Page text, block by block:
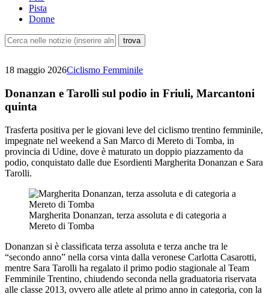
Pista
Donne
18 maggio 2026Ciclismo Femminile
Donanzan e Tarolli sul podio in Friuli, Marcantoni
quinta
Trasferta positiva per le giovani leve del ciclismo trentino femminile,
impegnate nel weekend a San Marco di Mereto di Tomba, in
provincia di Udine, dove è maturato un doppio piazzamento da
podio, conquistato dalle due Esordienti Margherita Donanzan e Sara
Tarolli.
Margherita Donanzan, terza assoluta e di categoria a
Mereto di Tomba
Donanzan si è classificata terza assoluta e terza anche tra le
“secondo anno” nella corsa vinta dalla veronese Carlotta Casarotti,
mentre Sara Tarolli ha regalato il primo podio stagionale al Team
Femminile Trentino, chiudendo seconda nella graduatoria riservata
alle classe 2013, ovvero alle atlete al primo anno in categoria, con la